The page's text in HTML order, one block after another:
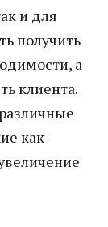
и для
получить
а
клиента.
как